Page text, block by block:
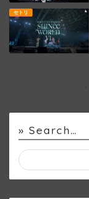
セトリ
» Search…